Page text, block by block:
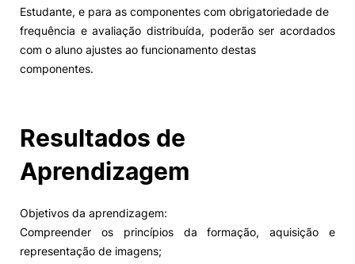
Estudante, e para as componentes com obrigatoriedade de
frequência e avaliação distribuída, poderão ser acordados
com o aluno ajustes ao funcionamento destas
componentes.
Resultados de
Aprendizagem
Objetivos da aprendizagem:
Compreender os princípios da formação, aquisição e
representação de imagens;